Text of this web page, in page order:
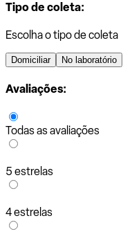
Tipo de coleta:
Escolha o tipo de coleta
Domiciliar No laboratório
Avaliações:
Todas as avaliações
5 estrelas
4 estrelas